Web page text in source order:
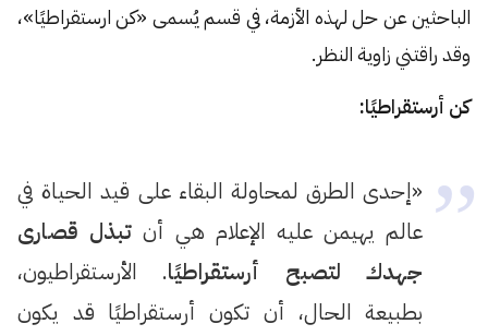
الباحثين عن حل لهذه الأزمة، في قسم يُسمى «كن ارستقراطيًا»،
وقد راقتني زاوية النظر.
كن أرستقراطيًا:
«إحدى الطرق لمحاولة البقاء على قيد الحياة في
عالم يهيمن عليه الإعلام هي أن تبذل قصارى
جهدك لتصبح أرستقراطيًا. الأرستقراطيون،
بطبيعة الحال، أن تكون أرستقراطيًا قد يكون